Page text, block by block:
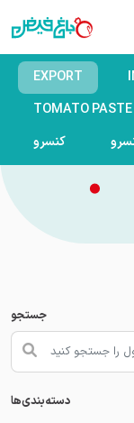
APPLEDATES
EXPORT
TOMATO PASTE
کنسرو
جستجو
دسته‌بندی‌ها